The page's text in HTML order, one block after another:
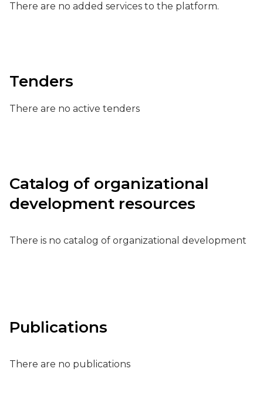
There are no added services to the platform.
Tenders
There are no active tenders
Catalog of organizational
development resources
There is no catalog of organizational development
Publications
There are no publications